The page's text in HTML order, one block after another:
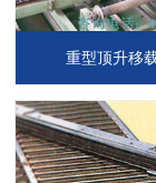
重型顶升移